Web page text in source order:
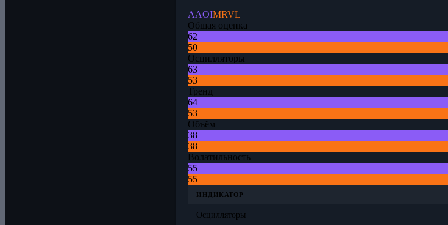
AAOIMRVL
Общая оценка
62
50
Осцилляторы
63
53
Тренд
64
53
Объём
38
38
Волатильность
55
55
ИНДИКАТОР
Осцилляторы